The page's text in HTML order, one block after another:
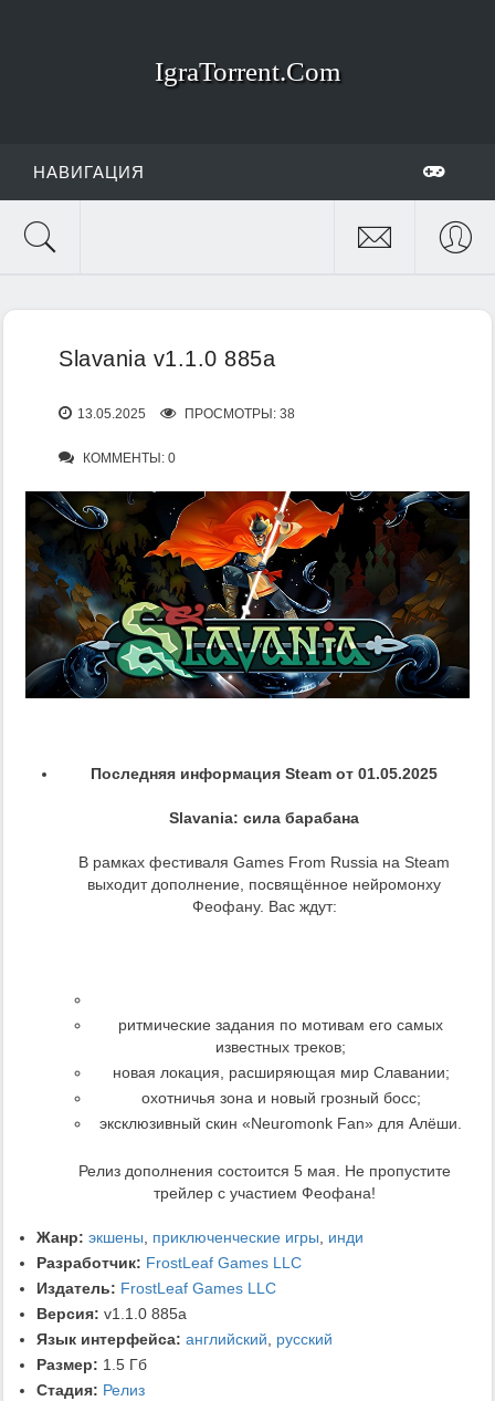
IgraTorrent.Com
НАВИГАЦИЯ
Slavania v1.1.0 885a
13.05.2025 ПРОСМОТРЫ: 38
КОММЕНТЫ: 0
Последняя информация Steam от 01.05.2025
Slavania: сила барабана
В рамках фестиваля Games From Russia на Steam
выходит дополнение, посвящённое нейромонху
Феофану. Вас ждут:
ритмические задания по мотивам его самых
известных треков;
новая локация, расширяющая мир Славании;
охотничья зона и новый грозный босс;
эксклюзивный скин «Neuromonk Fan» для Алёши.
Релиз дополнения состоится 5 мая. Не пропустите
трейлер с участием Феофана!
Жанр: экшены, приключенческие игры, инди
Разработчик: FrostLeaf Games LLC
Издатель: FrostLeaf Games LLC
Версия: v1.1.0 885a
Язык интерфейса: английский, русский
Размер: 1.5 Гб
Стадия: Релиз